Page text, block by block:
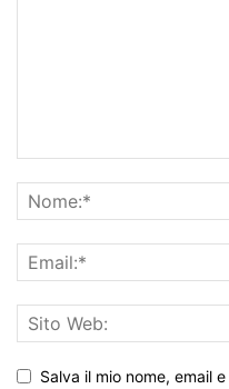
Salva il mio nome, email